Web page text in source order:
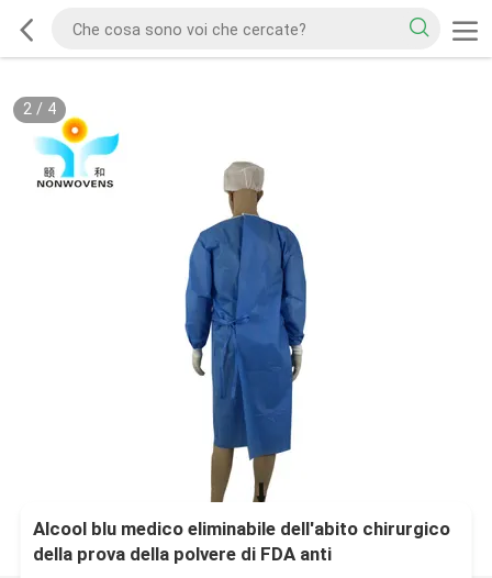
2/ 4
Alcool blu medico eliminabile dell'abito chirurgico
della prova della polvere di FDA anti